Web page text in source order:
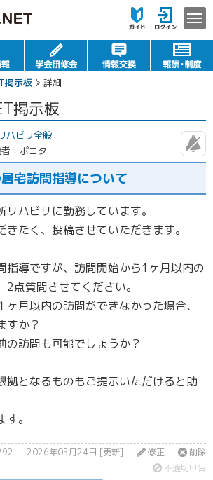
掲示板 詳細
掲示板
ハビリ全般
：ポコタ
宅訪問指導について
ハビリに勤務しています。
たく、投稿させていただきます。
指導ですが、訪問開始から1ヶ月以内の
点質問させてください。
月以内の訪問ができなかった場合、
すか？
訪問も可能でしょうか？
拠となるものもご提示いただけると助
。
2026年05月24日 [更新] 修正
削除
不適切申告